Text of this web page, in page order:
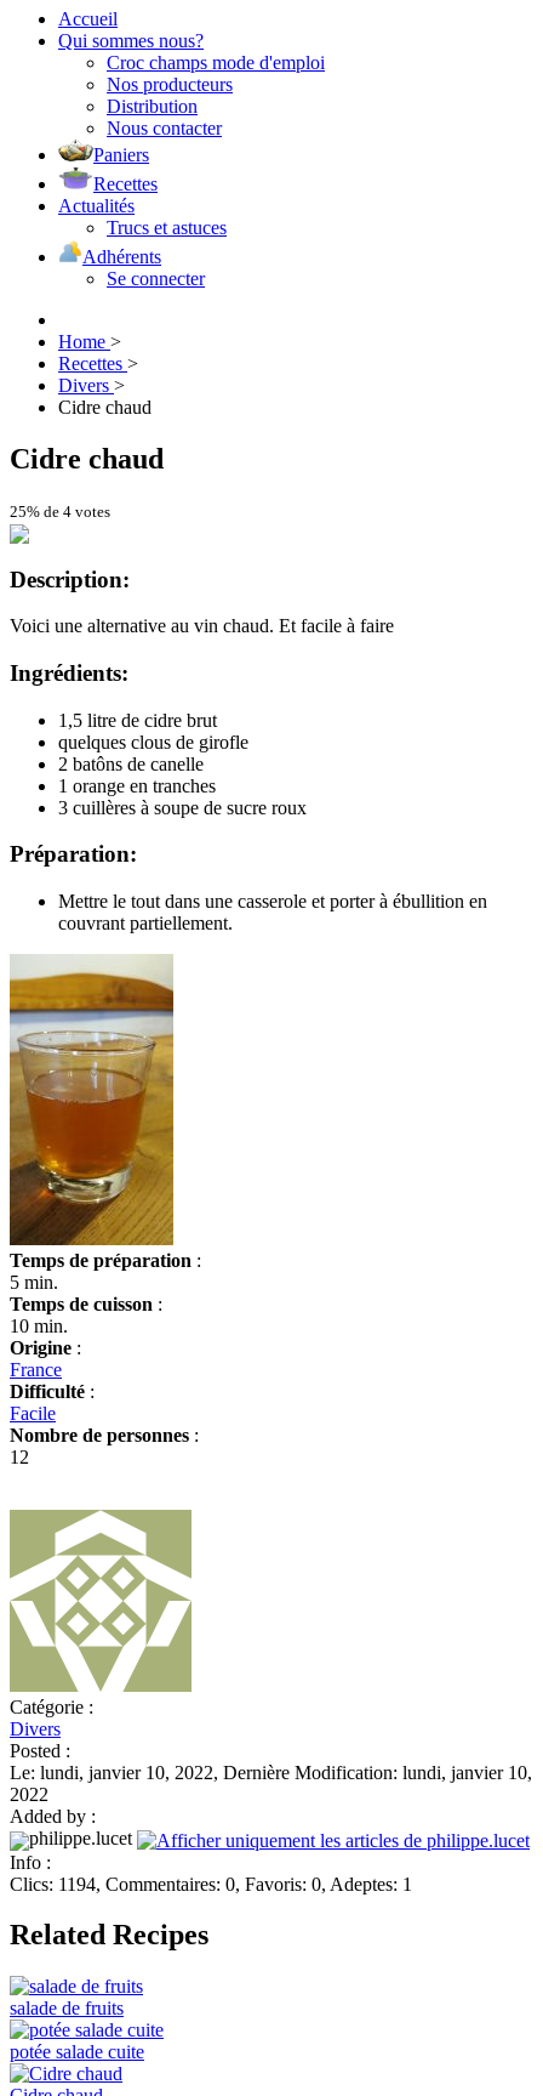
Accueil
Qui sommes nous?
Croc champs mode d'emploi
Nos producteurs
Distribution
Nous contacter
Paniers
Recettes
Actualités
Trucs et astuces
Adhérents
Se connecter
Home >
Recettes >
Divers >
Cidre chaud
Cidre chaud
25% de 4 votes
Description:
Voici une alternative au vin chaud. Et facile à faire
Ingrédients:
1,5 litre de cidre brut
quelques clous de girofle
2 batôns de canelle
1 orange en tranches
3 cuillères à soupe de sucre roux
Préparation:
Mettre le tout dans une casserole et porter à ébullition en
couvrant partiellement.
Temps de préparation :
5 min.
Temps de cuisson :
10 min.
Origine :
France
Difficulté :
Facile
Nombre de personnes :
12
Catégorie :
Divers
Posted :
Le: lundi, janvier 10, 2022, Dernière Modification: lundi, janvier 10,
2022
Added by :
philippe.lucet
Info :
Clics: 1194, Commentaires: 0, Favoris: 0, Adeptes: 1
Related Recipes
salade de fruits
potée salade cuite